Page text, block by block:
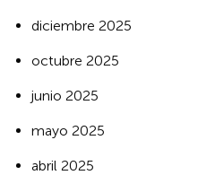
diciembre 2025
octubre 2025
junio 2025
mayo 2025
abril 2025